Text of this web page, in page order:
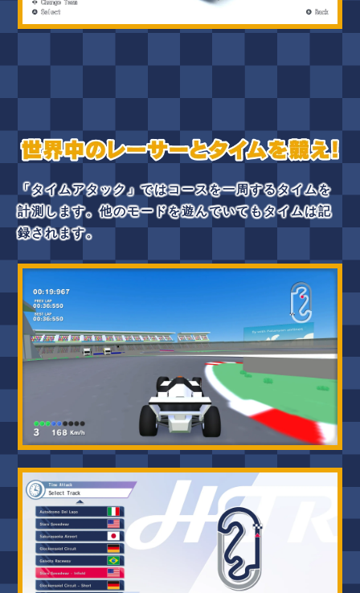
「タイムアタック」ではコースを一周するタイムを
計測します。他のモードを遊んでいてもタイムは記
録されます。